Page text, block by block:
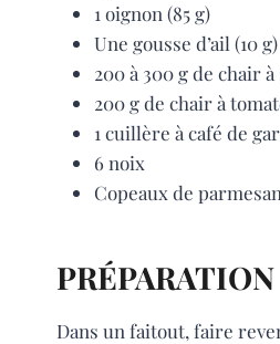
1 oignon (85 g)
Une gousse d’ail (10 g)
200 à 300 g de chair
200 g de chair à
1 cuillère à café de
6 noix
Copeaux de
PRÉPARATION
Dans un faitout, faire